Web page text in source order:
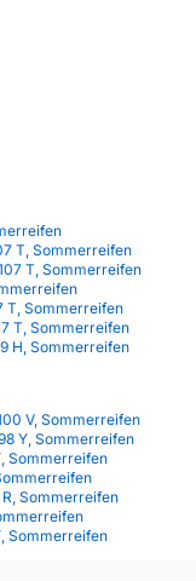
T, Sommerreifen
T, Sommerreifen
T, Sommerreifen
T, Sommerreifen
H, Sommerreifen
V, Sommerreifen
Y, Sommerreifen
Sommerreifen
R, Sommerreifen
Sommerreifen